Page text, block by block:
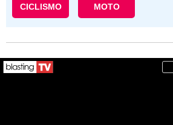
CICLISMO MOTO